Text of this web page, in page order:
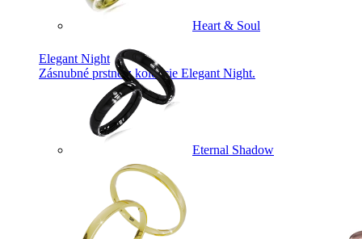
Elegant Night
Zásnubné prstne z kolekcie Elegant Night.
Heart & Soul
Eternal Shadow